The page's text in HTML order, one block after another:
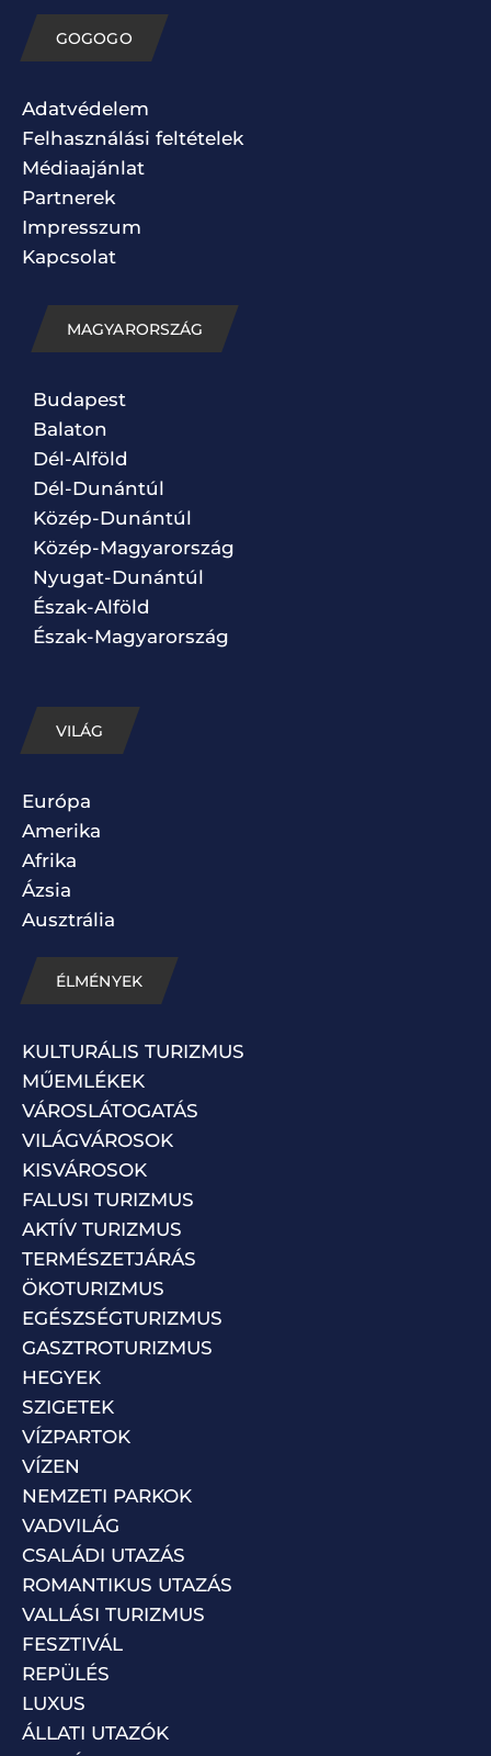
GOGOGO
Adatvédelem
Felhasználási feltételek
Médiaajánlat
Partnerek
Impresszum
Kapcsolat
MAGYARORSZÁG
Budapest
Balaton
Dél-Alföld
Dél-Dunántúl
Közép-Dunántúl
Közép-Magyarország
Nyugat-Dunántúl
Észak-Alföld
Észak-Magyarország
VILÁG
Európa
Amerika
Afrika
Ázsia
Ausztrália
ÉLMÉNYEK
KULTURÁLIS TURIZMUS
MŰEMLÉKEK
VÁROSLÁTOGATÁS
VILÁGVÁROSOK
KISVÁROSOK
FALUSI TURIZMUS
AKTÍV TURIZMUS
TERMÉSZETJÁRÁS
ÖKOTURIZMUS
EGÉSZSÉGTURIZMUS
GASZTROTURIZMUS
HEGYEK
SZIGETEK
VÍZPARTOK
VÍZEN
NEMZETI PARKOK
VADVILÁG
CSALÁDI UTAZÁS
ROMANTIKUS UTAZÁS
VALLÁSI TURIZMUS
FESZTIVÁL
REPÜLÉS
LUXUS
ÁLLATI UTAZÓK